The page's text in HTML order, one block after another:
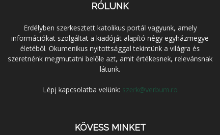
RÓLUNK
Erdélyben szerkesztett katolikus portál vagyunk, amely
információkat szolgáltat a kiadóját alapító négy egyházmegye
életéből. Ökumenikus nyitottsággal tekintünk a világra és
szeretnénk megmutatni belőle azt, amit értékesnek, relevánsnak
látunk.
Lépj kapcsolatba velünk: szerk@verbum.ro
KÖVESS MINKET